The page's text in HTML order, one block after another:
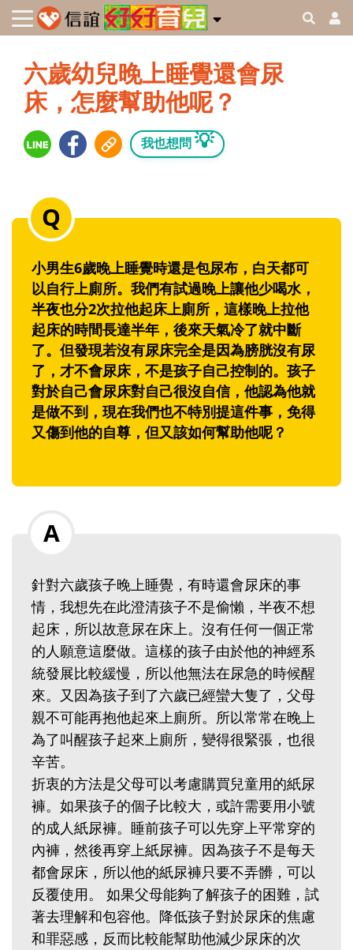
六歲幼兒晚上睡覺還會尿
床，怎麼幫助他呢？
我也想問 💡
小男生6歲晚上睡覺時還是包尿布，白天都可
以自行上廁所。我們有試過晚上讓他少喝水，
半夜也分2次拉他起床上廁所，這樣晚上拉他
起床的時間長達半年，後來天氣冷了就中斷
了。但發現若沒有尿床完全是因為膀胱沒有尿
了，才不會尿床，不是孩子自己控制的。孩子
對於自己會尿床對自己很沒自信，他認為他就
是做不到，現在我們也不特別提這件事，免得
又傷到他的自尊，但又該如何幫助他呢？
針對六歲孩子晚上睡覺，有時還會尿床的事
情，我想先在此澄清孩子不是偷懶，半夜不想
起床，所以故意尿在床上。沒有任何一個正常
的人願意這麼做。這樣的孩子由於他的神經系
統發展比較緩慢，所以他無法在尿急的時候醒
來。又因為孩子到了六歲已經蠻大隻了，父母
親不可能再抱他起來上廁所。所以常常在晚上
為了叫醒孩子起來上廁所，變得很緊張，也很
辛苦。
折衷的方法是父母可以考慮購買兒童用的紙尿
褲。如果孩子的個子比較大，或許需要用小號
的成人紙尿褲。睡前孩子可以先穿上平常穿的
內褲，然後再穿上紙尿褲。因為孩子不是每天
都會尿床，所以他的紙尿褲只要不弄髒，可以
反覆使用。 如果父母能夠了解孩子的困難，試
著去理解和包容他。降低孩子對於尿床的焦慮
和罪惡感，反而比較能幫助他減少尿床的次